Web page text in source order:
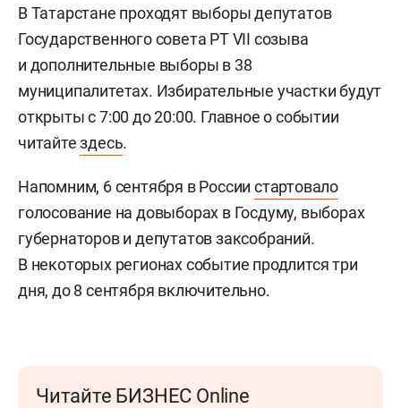
В Татарстане проходят выборы депутатов
Государственного совета РТ VII созыва
и дополнительные выборы в 38
муниципалитетах. Избирательные участки будут
открыты с 7:00 до 20:00. Главное о событии
читайтездесь.
Напомним, 6 сентября в Россиистартовало
голосование на довыборах в Госдуму, выборах
губернаторов и депутатов заксобраний.
В некоторых регионах событие продлится три
дня, до 8 сентября включительно.
Читайте БИЗНЕС Online